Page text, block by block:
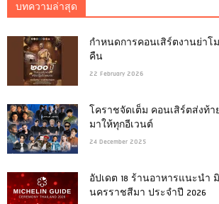
บทความล่าสุด
กำหนดการคอนเสิร์ตงานย่าโม
คืน
22 February 2026
โคราชจัดเต็ม คอนเสิร์ตส่งท้า
มาให้ทุกอีเวนต์
24 December 2025
อัปเดต 18 ร้านอาหารแนะนำ
นครราชสีมา ประจำปี 2026